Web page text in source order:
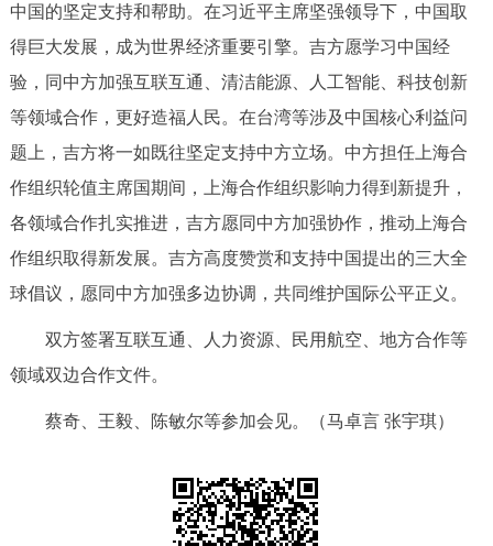
中国的坚定支持和帮助。在习近平主席坚强领导下，中国取
得巨大发展，成为世界经济重要引擎。吉方愿学习中国经
验，同中方加强互联互通、清洁能源、人工智能、科技创新
等领域合作，更好造福人民。在台湾等涉及中国核心利益问
题上，吉方将一如既往坚定支持中方立场。中方担任上海合
作组织轮值主席国期间，上海合作组织影响力得到新提升，
各领域合作扎实推进，吉方愿同中方加强协作，推动上海合
作组织取得新发展。吉方高度赞赏和支持中国提出的三大全
球倡议，愿同中方加强多边协调，共同维护国际公平正义。
双方签署互联互通、人力资源、民用航空、地方合作等
领域双边合作文件。
蔡奇、王毅、陈敏尔等参加会见。 （马卓言 张宇琪）